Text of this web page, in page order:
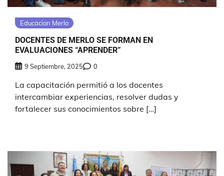
Educacion Merlo
DOCENTES DE MERLO SE FORMAN EN
EVALUACIONES “APRENDER”
9 Septiembre, 2025 0
La capacitación permitió a los docentes
intercambiar experiencias, resolver dudas y
fortalecer sus conocimientos sobre […]